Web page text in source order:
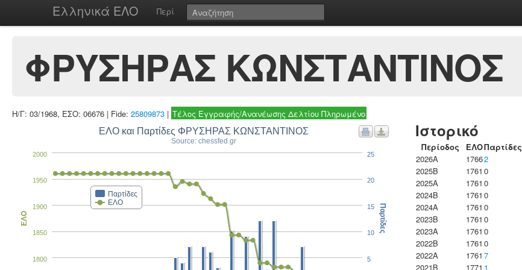
Ελληνικά ΕΛΟ Περί
ΦΡΥΣΗΡΑΣ ΚΩΝΣΤΑΝΤΙΝΟΣ
Η/Γ: 03/1968, ΕΣΟ: 06676 | Fide: 25809873 | Τέλος Εγγραφής/Ανανέωσης Δελτίου Πληρωμένο
ΕΛΟ και Παρτίδες ΦΡΥΣΗΡΑΣ ΚΩΝΣΤΑΝΤΙΝΟΣ
Source: chessfed.gr
Παρτίδες
ΕΛΟ
1800
1850
1900
1950
2000
ΕΛΟ
5
10
15
20
25
Παρτίδες
Ιστορικό
Περίοδος ΕΛΟΠαρτίδες
2026A
17662
2025B
1761 0
2025A
1761 0
2024B
1761 0
2024A
1761 0
2023B
1761 0
2023Α
1761 0
2022B
1761 0
2022A
1761 7
2021B
1771 1